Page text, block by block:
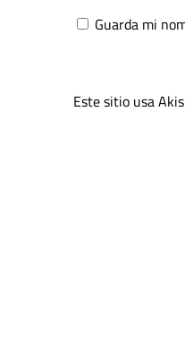
Guarda mi
Este sitio usa